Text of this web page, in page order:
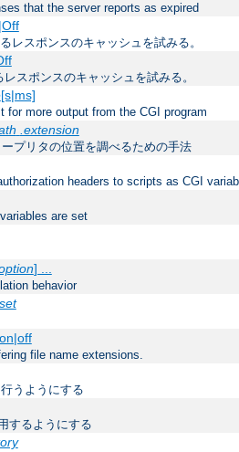
that the server reports as expired
レスポンスのキャッシュを試みる。
スポンスのキャッシュを試みる。
[s|ms]
for more output from the CGI program
.extension
プリタの位置を調べるための手法
headers to scripts as CGI
are set
] ...
behavior
file name extensions.
うようにする
するようにする